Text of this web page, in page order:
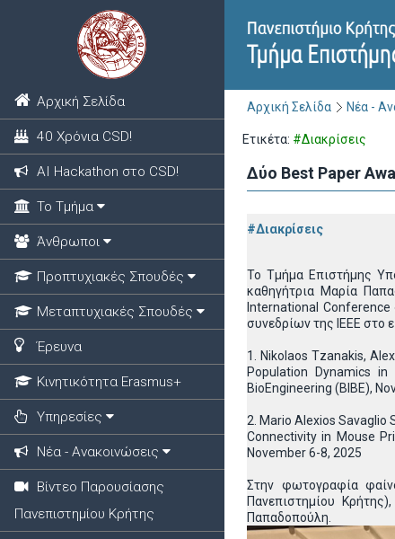
Αρχική Σελίδα
40 Χρόνια CSD!
ΑΙ Hackathon στο CSD!
Το Τμήμα
Άνθρωποι
Προπτυχιακές Σπουδές
Μεταπτυχιακές Σπουδές
Έρευνα
Κινητικότητα Erasmus+
Υπηρεσίες
Νέα - Ανακοινώσεις
Βίντεο Παρουσίασης
Πανεπιστημίου Κρήτης
Αρχική Σελίδα Νέα -
Ετικέτα: #Διακρίσεις
Δύο Best Paper
#Διακρίσεις
Το Τμήμα Επιστήμης
καθηγήτρια Μαρία
International Conference
συνεδρίων της IEEE στο
1. Nikolaos Tzanakis,
Population Dynamics
BioEngineering (BIBE),
2. Mario Alexios Savaglio
Connectivity in Mouse
November 6-8, 2025
Στην φωτογραφία
Πανεπιστημίου
Παπαδοπούλη.